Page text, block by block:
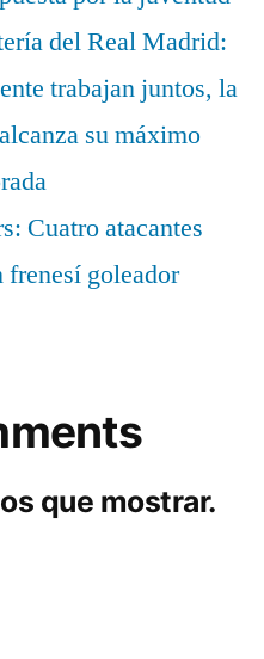
del Real Madrid:
trabajan juntos, la
su máximo
Cuatro atacantes
frenesí goleador
que mostrar.